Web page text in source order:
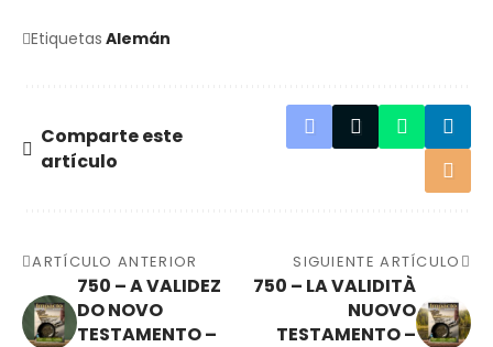
Etiquetas Alemán
Comparte este
artículo
ARTÍCULO ANTERIOR
750 – A VALIDEZ
DO NOVO
TESTAMENTO –
SIGUIENTE ARTÍCULO
750 – LA VALIDITÀ
NUOVO
TESTAMENTO –